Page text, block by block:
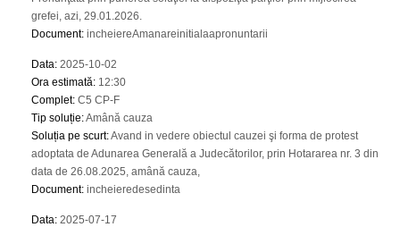
grefei, azi, 29.01.2026.
Document: incheiereAmanareinitialaapronuntarii
Data: 2025-10-02
Ora estimată: 12:30
Complet: C5 CP-F
Tip soluție:Amână cauza
Soluția pe scurt:Avand in vedere obiectul cauzei şi forma de protest
adoptata de Adunarea Generală a Judecătorilor, prin Hotararea nr. 3 din
data de 26.08.2025, amână cauza,
Document: incheieredesedinta
Data: 2025-07-17